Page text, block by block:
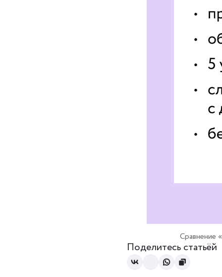
Сравнение
Поделитесь статьёй